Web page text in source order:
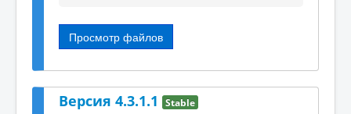
Просмотр файлов
Версия 4.3.1.1 Stable